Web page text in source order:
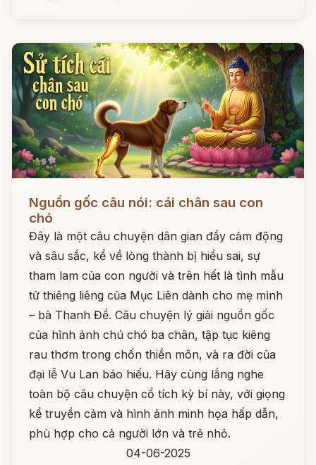
Đọc ngay
Nguồn gốc câu nói: cái chân sau con
chó
Đây là một câu chuyện dân gian đầy cảm động
và sâu sắc, kể về lòng thành bị hiểu sai, sự
tham lam của con người và trên hết là tình mẫu
tử thiêng liêng của Mục Liên dành cho mẹ mình
– bà Thanh Đề. Câu chuyện lý giải nguồn gốc
của hình ảnh chú chó ba chân, tập tục kiêng
rau thơm trong chốn thiền môn, và ra đời của
đại lễ Vu Lan báo hiếu. Hãy cùng lắng nghe
toàn bộ câu chuyện cổ tích kỳ bí này, với giọng
kể truyền cảm và hình ảnh minh họa hấp dẫn,
phù hợp cho cả người lớn và trẻ nhỏ.
04-06-2025